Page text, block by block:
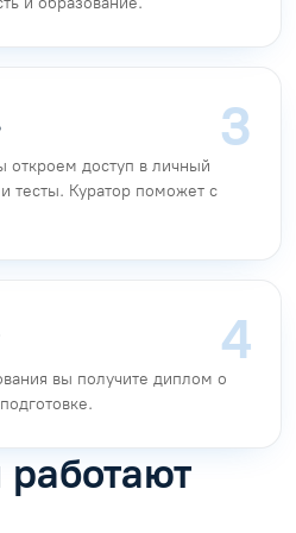
откроем доступ в личный
тесты. Куратор поможет с
вы получите диплом о